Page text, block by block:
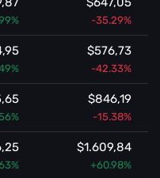
-35.29%
$576,73
-42.33%
$846,19
-15.38%
$1.609,84
+60.98%